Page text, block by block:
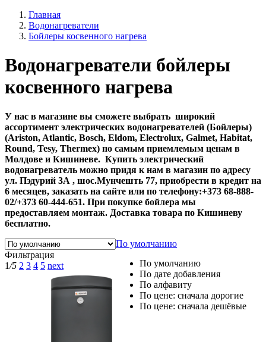
Главная
Водонагреватели
Бойлеры косвенного нагрева
Водонагреватели бойлеры
косвенного нагрева
У нас в магазине вы сможете выбрать широкий
ассортимент электрических водонагревателей (Бойлеры)
(Ariston, Atlantic, Bosch, Eldom, Electrolux, Galmet, Habitat,
Round, Tesy, Thermex) по самым приемлемым ценам в
Молдове и Кишиневе. Купить электрический
водонагреватель можно придя к нам в магазин по адресу
ул. Пэдурий 3А , шос.Мунчешть 77, приобрести в кредит на
6 месяцев, заказать на сайте или по телефону:+373 68-888-
02/+373 60-444-651. При покупке бойлера мы
предоставляем монтаж. Доставка товара по Кишиневу
бесплатно.
По умолчанию
Фильтрация
1/5 2 3 4 5 next
По умолчанию
По дате добавления
По алфавиту
По цене: сначала дорогие
По цене: сначала дешёвые